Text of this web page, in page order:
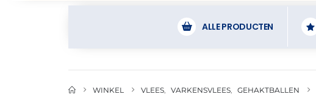
ALLE PRODUCTEN
WINKEL VLEES VARKENSVLEES GEHAKTBALLEN